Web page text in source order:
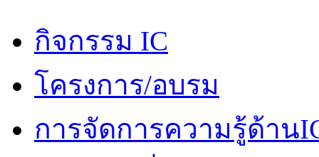
กิจกรรม IC
โครงการ/อบรม
การจัดการความรู้ด้าน